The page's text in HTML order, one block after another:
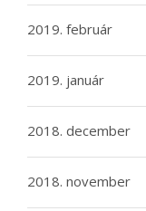
2019. február
2019. január
2018. december
2018. november